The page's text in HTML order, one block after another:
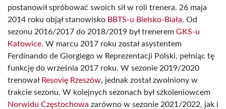
postanowił spróbować swoich sił w roli trenera. 26 maja
2014 roku objął stanowisko BBTS-u Bielsko-Biała. Od
sezonu 2016/2017 do 2018/2019 był trenerem GKS-u
Katowice. W marcu 2017 roku został asystentem
Ferdinando de Giorgiego w Reprezentacji Polski, pełniąc tę
funkcję do września 2017 roku. W sezonie 2019/2020
trenował Resovię Rzeszów, jednak został zwolniony w
trakcie sezonu. W kolejnych sezonach był szkoleniowcem
Norwidu Częstochowa zarówno w sezonie 2021/2022, jak i